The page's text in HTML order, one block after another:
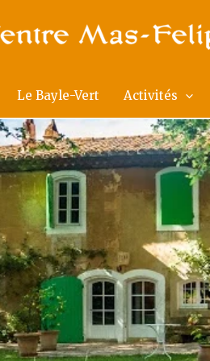
Le Bayle-Vert Activités